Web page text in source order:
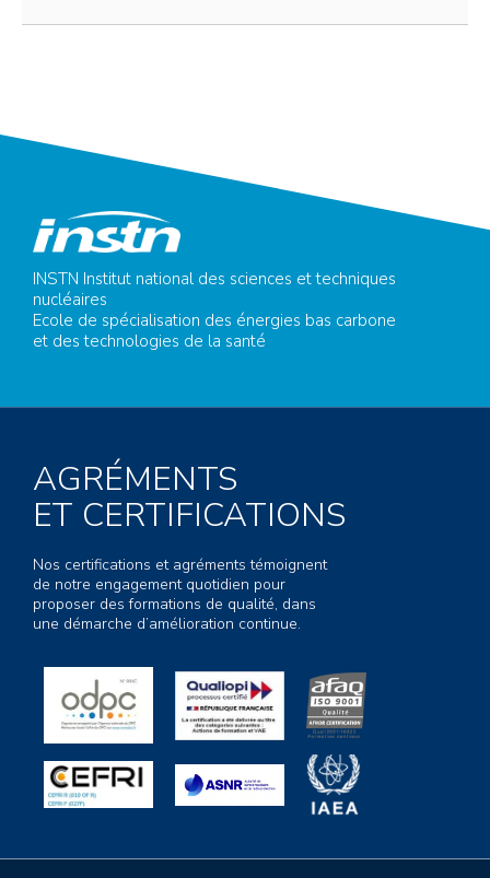
INSTN Institut national des sciences et techniques
nucléaires
Ecole de spécialisation des énergies bas carbone
et des technologies de la santé
AGRÉMENTS
ET CERTIFICATIONS
Nos certifications et agréments témoignent
de notre engagement quotidien pour
proposer des formations de qualité, dans
une démarche d’amélioration continue.